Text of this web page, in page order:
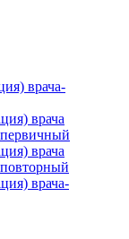
врача-
врача
врача
врача-